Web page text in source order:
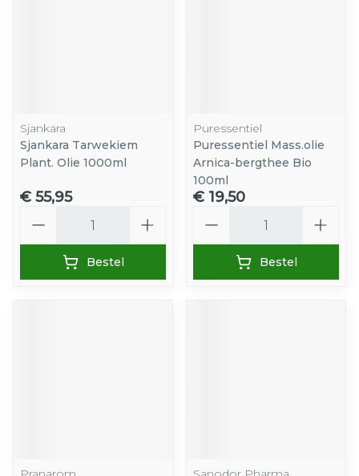
Sjankara
Sjankara Tarwekiem
Plant. Olie 1000ml
€ 55,95
Bestel
Puressentiel
Puressentiel Mass.olie
Arnica-bergthee Bio
100ml
€ 19,50
Bestel